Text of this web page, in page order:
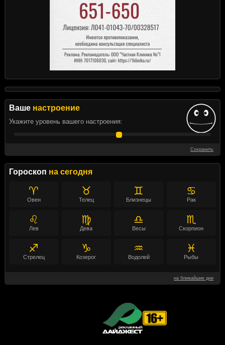
Ваше настроение
Укажите уровень вашего настроения:
Сохранить
Гороскоп на сегодня
♈
Овен
♉
Телец
♊
Близнецы
♋
Рак
♌
Лев
♍
Дева
♎
Весы
♏
Скорпион
♐
Стрелец
♑
Козерог
♒
Водолей
♓
Рыбы
на ближайшие дни